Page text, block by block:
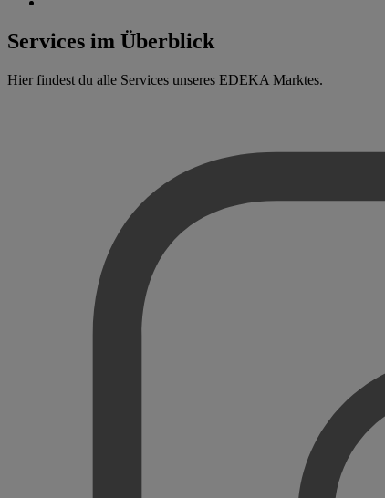
Services im Überblick
Hier findest du alle Services unseres EDEKA Marktes.